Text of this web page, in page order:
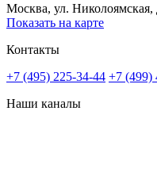
Москва, ул. Николоямская,
Показать на карте
Контакты
+7 (495) 225-34-44 +7 (499)
Наши каналы